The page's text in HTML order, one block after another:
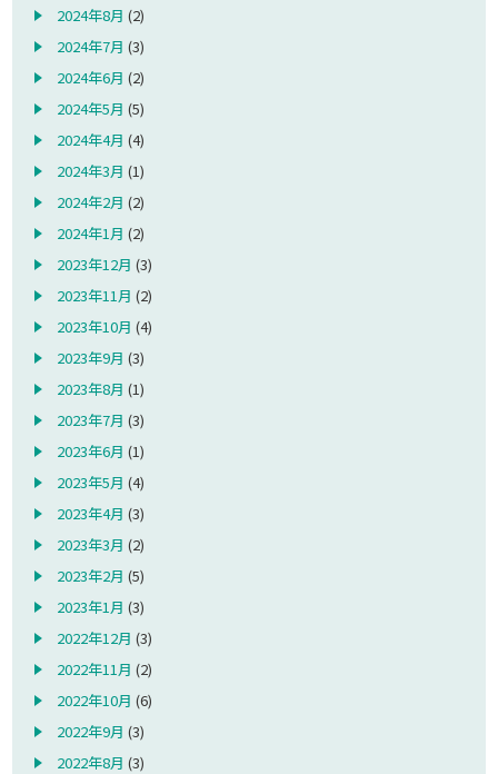
2024年8月 (2)
2024年7月 (3)
2024年6月 (2)
2024年5月 (5)
2024年4月 (4)
2024年3月 (1)
2024年2月 (2)
2024年1月 (2)
2023年12月 (3)
2023年11月 (2)
2023年10月 (4)
2023年9月 (3)
2023年8月 (1)
2023年7月 (3)
2023年6月 (1)
2023年5月 (4)
2023年4月 (3)
2023年3月 (2)
2023年2月 (5)
2023年1月 (3)
2022年12月 (3)
2022年11月 (2)
2022年10月 (6)
2022年9月 (3)
2022年8月 (3)